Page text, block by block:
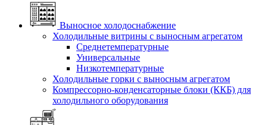
Выносное холодоснабжение
Холодильные витрины с выносным агрегатом
Среднетемпературные
Универсальные
Низкотемпературные
Холодильные горки с выносным агрегатом
Компрессорно-конденсаторные блоки (ККБ) для
холодильного оборудования